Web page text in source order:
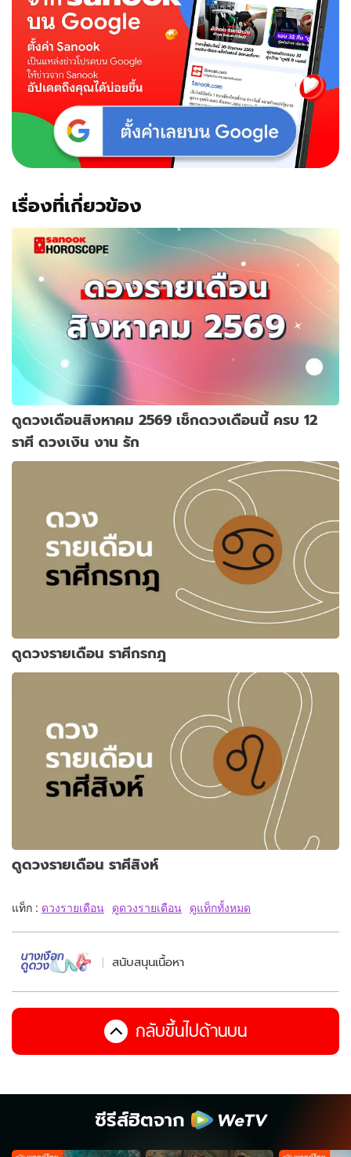
เรื่องที่เกี่ยวข้อง
ดูดวงเดือนสิงหาคม 2569 เช็กดวงเดือนนี้ ครบ 12
ราศี ดวงเงิน งาน รัก
ดูดวงรายเดือน ราศีกรกฎ
ดูดวงรายเดือน ราศีสิงห์
แท็ก : ดวงรายเดือน ดูดวงรายเดือน ดูแท็กทั้งหมด
สนับสนุนเนื้อหา
กลับขึ้นไปด้านบน
ซีรีส์ฮิตจาก